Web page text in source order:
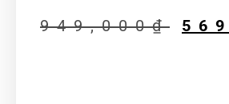
949,000₫